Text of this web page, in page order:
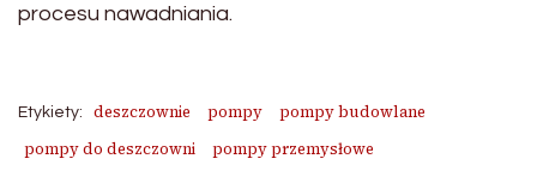
procesu nawadniania.
Etykiety: deszczownie pompy
pompy budowlane
pompy do deszczowni
pompy przemysłowe